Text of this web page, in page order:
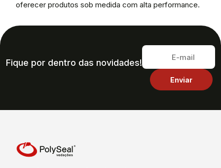
oferecer produtos sob medida com alta performance.
Fique por dentro das novidades!